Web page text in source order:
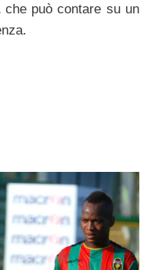
che può contare su un